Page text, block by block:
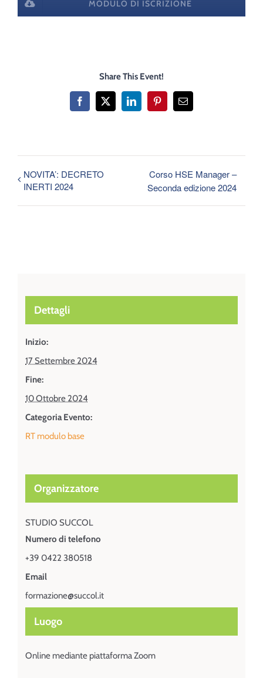
MODULO DI ISCRIZIONE
Share This Event!
Facebook
X LinkedInPinterestEmail
NOVITA’: DECRETO
INERTI 2024
Corso HSE Manager –
Seconda edizione 2024
Dettagli
Inizio:
17 Settembre 2024
Fine:
10 Ottobre 2024
Categoria Evento:
RT modulo base
Luogo
Online mediante piattaforma Zoom
Organizzatore
STUDIO SUCCOL
Numero di telefono
+39 0422 380518
Email
formazione@succol.it